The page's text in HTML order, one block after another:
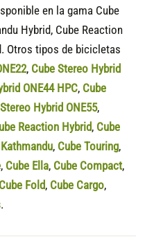
en la gama Cube
Hybrid, Cube Reaction
Otros tipos de bicicletas
, Cube Stereo Hybrid
ONE44 HPC, Cube
Hybrid ONE55,
Reaction Hybrid, Cube
, Cube Touring,
, Cube Ella, Cube Compact,
Cube Fold, Cube Cargo,
.